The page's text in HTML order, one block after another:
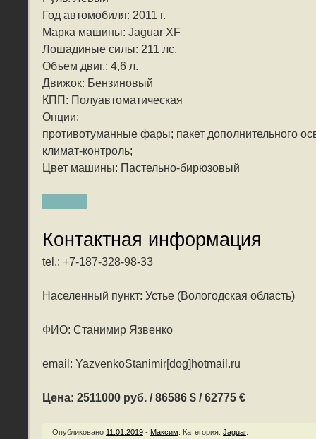
Год автомобиля: 2011 г.
Марка машины: Jaguar XF
Лошадиные силы: 211 лс.
Объем двиг.: 4,6 л.
Движок: Бензиновый
КПП: Полуавтоматическая
Опции:
противотуманные фары; пакет дополнительного
климат-контроль;
Цвет машины: Пастельно-бирюзовый
Контактная информация
tel.: +7-187-328-98-33
Населенный пункт: Устье (Вологодская область)
ФИО: Станимир Язвенко
email: YazvenkoStanimir[dog]hotmail.ru
Цена: 2511000 руб. / 86586 $ / 62775 €
Опубликовано 11.01.2019 - Максим Категория: Jaguar.